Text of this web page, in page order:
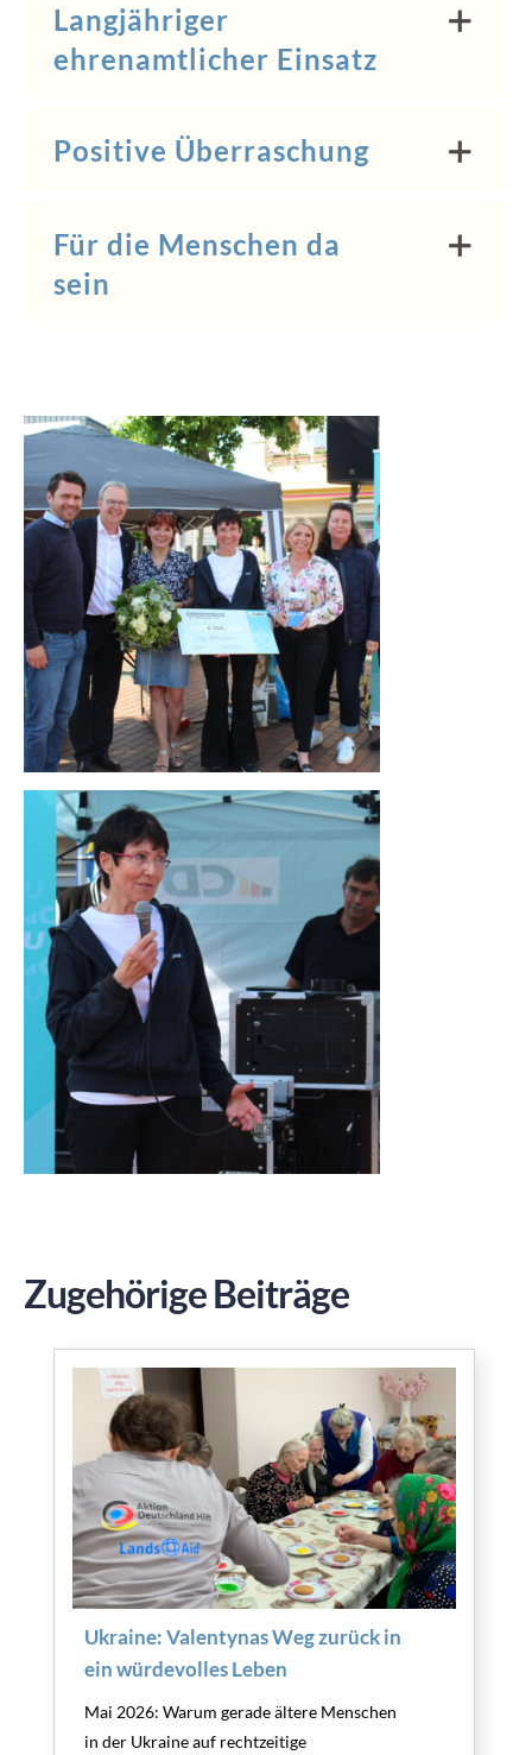
Langjähriger
ehrenamtlicher Einsatz
Positive Überraschung
Für die Menschen da
sein
Zugehörige Beiträge
Ukraine: Valentynas Weg zurück in
ein würdevolles Leben
Mai 2026: Warum gerade ältere Menschen
in der Ukraine auf rechtzeitige